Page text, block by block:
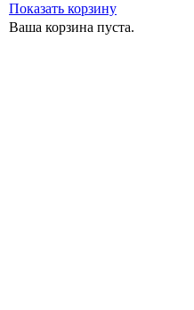
Показать корзину
Ваша корзина пуста.